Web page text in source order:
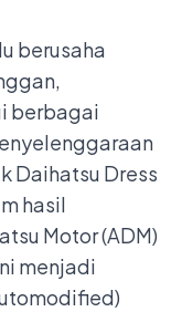
berusaha
berbagai
Daihatsu Dress
hasil
Motor (ADM)
menjadi